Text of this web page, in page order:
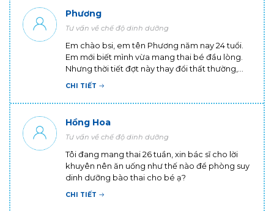
Phương
Tư vấn về chế độ dinh dưỡng
Em chào bsi, em tên Phương năm nay 24 tuổi.
Em mới biết mình vừa mang thai bé đầu lòng.
Nhưng thời tiết đợt này thay đổi thất thường,
em cũng vẫn phải đi làm và tiếp xúc với nhiều
sẽ bị nhiễm bệnh trong giai đoạn này và ảnh
có cách nào để có thể phòng bệnh tốt khi
mang thai không ạ? Em cảm ơn ạ!
CHI TIẾT
Hồng Hoa
Tư vấn về chế độ dinh dưỡng
Tôi đang mang thai 26 tuần, xin bác sĩ cho lời
khuyên nên ăn uống như thế nào để phòng suy
dinh dưỡng bào thai cho bé ạ?
CHI TIẾT